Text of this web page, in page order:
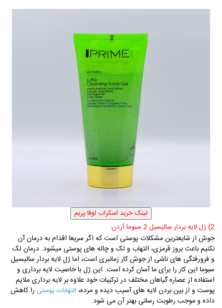
2) ژل لایه بردار سالیسیل 2 سبوما آردن :
جوش از شایعترین مشکلات پوستی است که اگر سریعا اقدام به درمان آن
نکنیم باعث بروز قرمزی، التهاب و لک و چاله های پوستی میشود. درمان لک
و فرورفتگی های ناشی از جوش کار زمانبری است، اما ژل لایه بردار سالیسیل
سبوما این کار را برای ما آسان کرده است. این ژل با خاصیت لایه برداری و
استفاده از عصاره گیاهان مختلف در ترکیبات خود علاوه بر لایه برداری ملایم
پوست و از بین بردن لایه های آسیب دیده و مرده، التهابات پوستی را کاهش
داده و موجب رطوبت رسانی بهتر آن می شود.